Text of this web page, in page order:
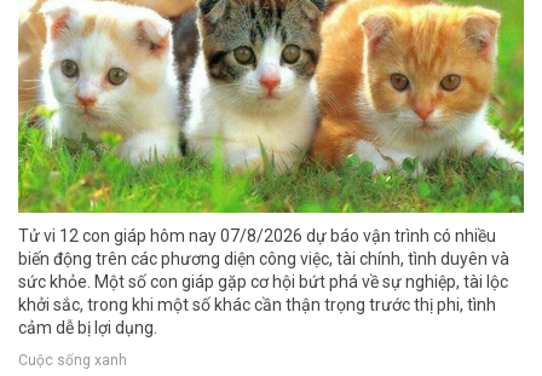
Tử vi 12 con giáp hôm nay 07/8/2026 dự báo vận trình có nhiều
biến động trên các phương diện công việc, tài chính, tình duyên và
sức khỏe. Một số con giáp gặp cơ hội bứt phá về sự nghiệp, tài lộc
khởi sắc, trong khi một số khác cần thận trọng trước thị phi, tình
cảm dễ bị lợi dụng.
Cuộc sống xanh